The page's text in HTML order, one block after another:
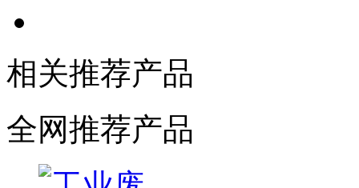
相关推荐产品
全网推荐产品